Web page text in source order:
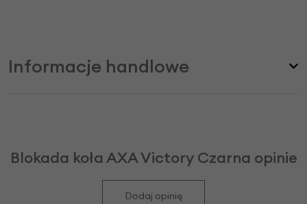
Informacje handlowe
Blokada koła AXA Victory Czarna opinie
Dodaj opinię